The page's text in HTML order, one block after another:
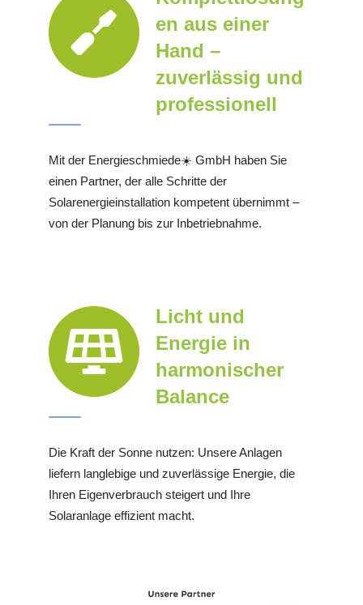
en aus einer
Hand –
zuverlässig und
professionell
Mit der Energieschmiede☀️ GmbH haben Sie
einen Partner, der alle Schritte der
Solarenergieinstallation kompetent übernimmt –
von der Planung bis zur Inbetriebnahme.
Licht und
Energie in
harmonischer
Balance
Die Kraft der Sonne nutzen: Unsere Anlagen
liefern langlebige und zuverlässige Energie, die
Ihren Eigenverbrauch steigert und Ihre
Solaranlage effizient macht.